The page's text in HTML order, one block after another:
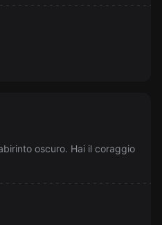
oscuro. Hai il coraggio